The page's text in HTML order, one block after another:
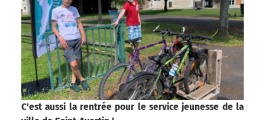
C'est aussi la rentrée pour le service jeunesse de la